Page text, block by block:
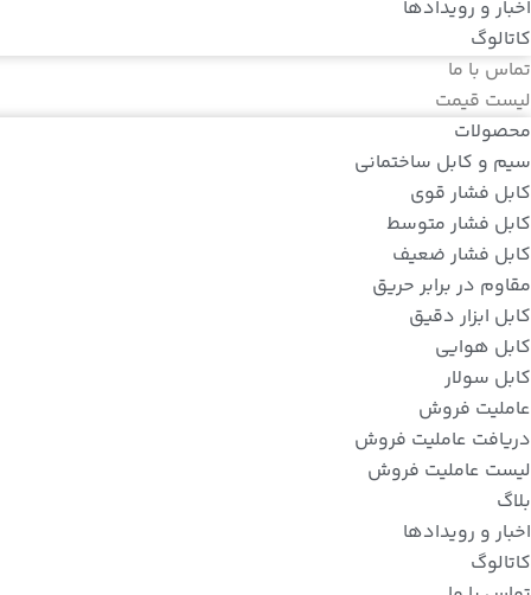
اخبار و رویدادها
کاتالوگ
تماس با ما
لیست قیمت
محصولات
سیم و کابل ساختمانی
کابل فشار قوی
کابل فشار متوسط
کابل فشار ضعیف
مقاوم در برابر حریق
کابل ابزار دقیق
کابل هوایی
کابل سولار
عاملیت فروش
دریافت عاملیت فروش
لیست عاملیت فروش
بلاگ
اخبار و رویدادها
کاتالوگ